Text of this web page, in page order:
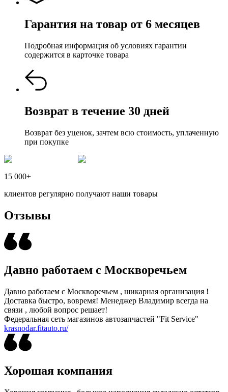
Гарантия на товар от 6 месяцев
Подробная информация об условиях гарантии
содержится в карточке товара
Возврат в течение 30 дней
Возврат без уценок, зачтем всю стоимость, уплаченную
при покупке
15 000+
клиентов регулярно получают наши товары
Отзывы
Давно работаем с Москворечьем
Давно работаем с Москворечьем , шикарная организация !
Доставка быстро, вовремя! Менеджер Владимир всегда на
связи , любой вопрос решает!
Федеральная сеть магазинов автозапчастей "Fit Service"
krasnodar.fitauto.ru/
Хорошая компания